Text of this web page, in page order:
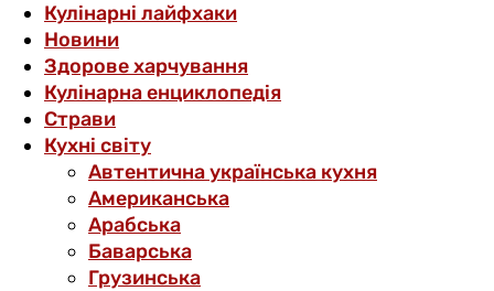
Кулінарні лайфхаки
Новини
Здорове харчування
Кулінарна енциклопедія
Страви
Кухні світу
Автентична українська кухня
Американська
Арабська
Баварська
Грузинська